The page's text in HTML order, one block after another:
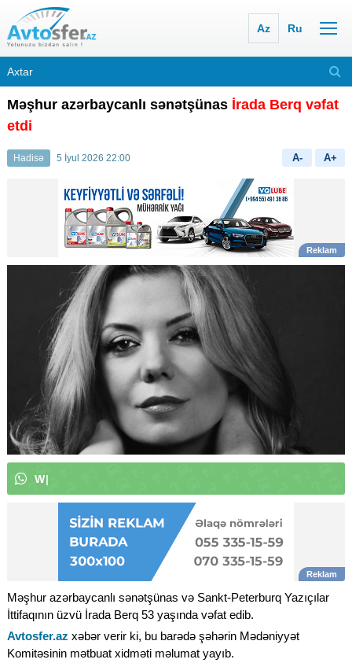
Az Ru
Məşhur azərbaycanlı sənətşünas İrada Berq vəfat
etdi
Hadisə 5 İyul 2026 22:00 A- A+
Wh
Məşhur azərbaycanlı sənətşünas və Sankt-Peterburq Yazıçılar
İttifaqının üzvü İrada Berq 53 yaşında vəfat edib.
Avtosfer.az xəbər verir ki, bu barədə şəhərin Mədəniyyət
Komitəsinin mətbuat xidməti məlumat yayıb.